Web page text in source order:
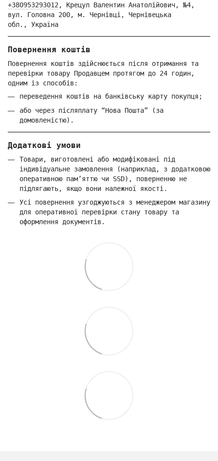
+380953293012, Крецул Валентин Анатолійович, №4,
вул. Головна 200, м. Чернівці, Чернівецька
обл., Україна
Повернення коштів
Повернення коштів здійснюється після отримання та
перевірки товару Продавцем протягом до 24 годин,
одним із способів:
переведення коштів на банківську карту покупця;
або через післяплату “Нова Пошта” (за
домовленістю).
Додаткові умови
Товари, виготовлені або модифіковані під
індивідуальне замовлення (наприклад, з додатковою
оперативною пам’яттю чи SSD), поверненню не
підлягають, якщо вони належної якості.
Усі повернення узгоджуються з менеджером магазину
для оперативної перевірки стану товару та
оформлення документів.